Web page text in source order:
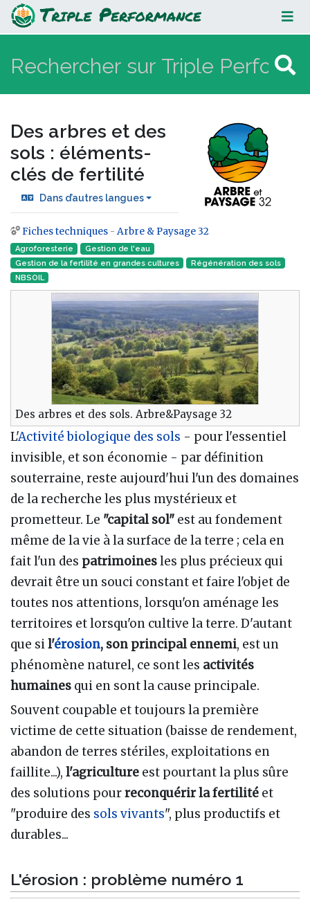
Des arbres et des sols : éléments-
clés de fertilité
Des arbres et des
sols : éléments-
clés de fertilité
Dans d’autres langues
Aller à :navigation,rechercher
Fiches techniques - Arbre & Paysage 32
Agroforesterie
Gestion de l'eau
Gestion de la fertilité en grandes cultures
Régénération des sols
NBSOIL
Des arbres et des sols. Arbre&Paysage 32
L'Activité biologique des sols - pour l'essentiel
invisible, et son économie - par définition
souterraine, reste aujourd'hui l'un des domaines
de la recherche les plus mystérieux et
prometteur. Le "capital sol" est au fondement
même de la vie à la surface de la terre ; cela en
fait l'un des patrimoinesles plus précieux qui
devrait être un souci constant et faire l'objet de
toutes nos attentions, lorsqu'on aménage les
territoires et lorsqu'on cultive la terre. D'autant
que sil'érosion, son principal ennemi, est un
phénomène naturel, ce sont les activités
humaines qui en sont la cause principale.
Souvent coupable et toujours la première
victime de cette situation (baisse de rendement,
abandon de terres stériles, exploitations en
faillite...), l'agriculture est pourtant la plus sûre
des solutions pourreconquérir la fertilité et
"produire des sols vivants", plus productifs et
durables...
L'érosion : problème numéro 1